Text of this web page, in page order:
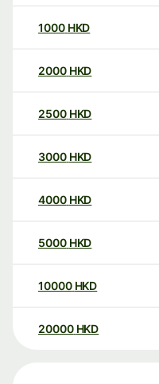
1000 HKD
2000 HKD
2500 HKD
3000 HKD
4000 HKD
5000 HKD
10000 HKD
20000 HKD